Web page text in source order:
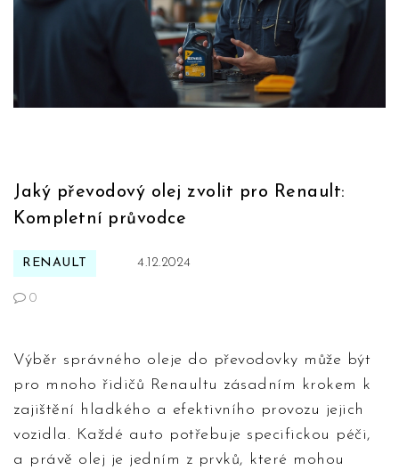
Jaký převodový olej zvolit pro Renault:
Kompletní průvodce
RENAULT 4.12.2024
0
Výběr správného oleje do převodovky může být
pro mnoho řidičů Renaultu zásadním krokem k
zajištění hladkého a efektivního provozu jejich
vozidla. Každé auto potřebuje specifickou péči,
a právě olej je jedním z prvků, které mohou